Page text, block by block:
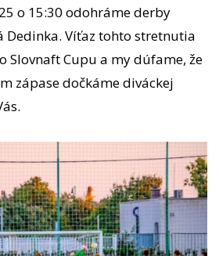
o 15:30 odohráme derby
Dedinka. Víťaz tohto stretnutia
Slovnaft Cupu a my dúfame, že
zápase dočkáme diváckej